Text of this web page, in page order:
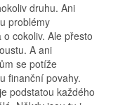
druhu. Ani
problémy
cokoliv. Ale přesto
A ani
se potíže
finanční povahy.
podstatou každého